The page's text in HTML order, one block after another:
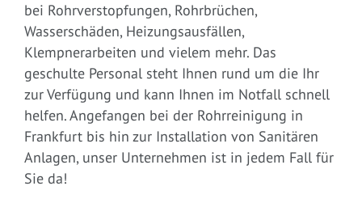
bei Rohrverstopfungen, Rohrbrüchen,
Wasserschäden, Heizungsausfällen,
Klempnerarbeiten und vielem mehr. Das
geschulte Personal steht Ihnen rund um die Ihr
zur Verfügung und kann Ihnen im Notfall schnell
helfen. Angefangen bei der Rohrreinigung in
Frankfurt bis hin zur Installation von Sanitären
Anlagen, unser Unternehmen ist in jedem Fall für
Sie da!